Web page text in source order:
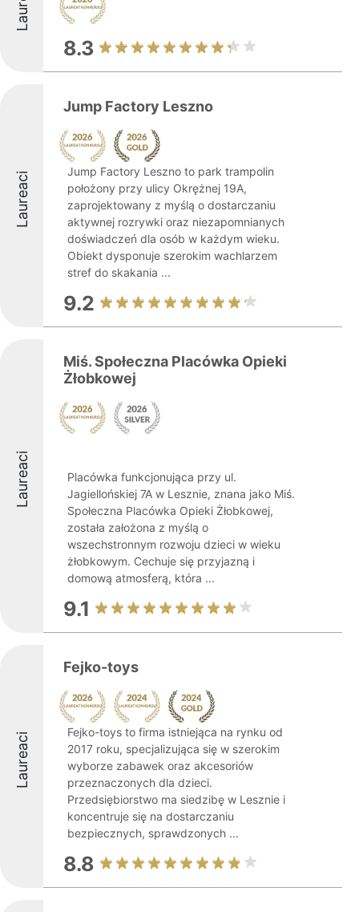
8.3
Laureaci
Jump Factory Leszno
Jump Factory Leszno to park trampolin
położony przy ulicy Okrężnej 19A,
zaprojektowany z myślą o dostarczaniu
aktywnej rozrywki oraz niezapomnianych
doświadczeń dla osób w każdym wieku.
Obiekt dysponuje szerokim wachlarzem
stref do skakania ...
9.2
Laureaci
Miś. Społeczna Placówka Opieki
Żłobkowej
Placówka funkcjonująca przy ul.
Jagiellońskiej 7A w Lesznie, znana jako Miś.
Społeczna Placówka Opieki Żłobkowej,
została założona z myślą o
wszechstronnym rozwoju dzieci w wieku
żłobkowym. Cechuje się przyjazną i
domową atmosferą, która ...
9.1
Laureaci
Fejko-toys
Fejko-toys to firma istniejąca na rynku od
2017 roku, specjalizująca się w szerokim
wyborze zabawek oraz akcesoriów
przeznaczonych dla dzieci.
Przedsiębiorstwo ma siedzibę w Lesznie i
koncentruje się na dostarczaniu
bezpiecznych, sprawdzonych ...
8.8